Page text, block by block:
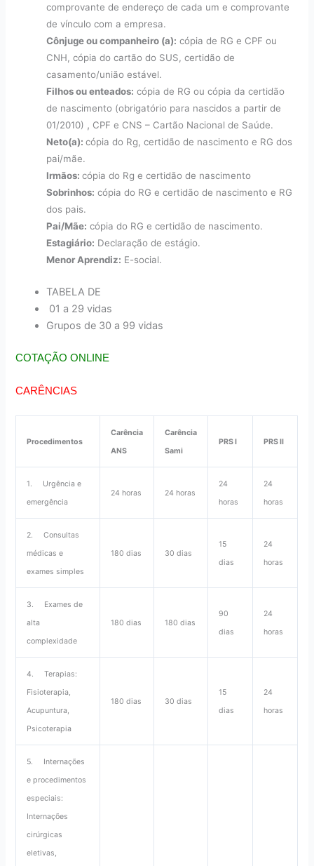
comprovante de endereço de cada um e comprovante
de vínculo com a empresa.
Cônjuge ou companheiro (a): cópia de RG e CPF ou
CNH, cópia do cartão do SUS, certidão de
casamento/união estável.
Filhos ou enteados: cópia de RG ou cópia da certidão
de nascimento (obrigatório para nascidos a partir de
01/2010) , CPF e CNS – Cartão Nacional de Saúde.
Neto(a):cópia do Rg, certidão de nascimento e RG dos
pai/mãe.
Irmãos:cópia do Rg e certidão de nascimento
Sobrinhos: cópia do RG e certidão de nascimento e RG
dos pais.
Pai/Mãe: cópia do RG e certidão de nascimento.
Estagiário: Declaração de estágio.
Menor Aprendiz: E-social.
TABELA DE
01 a 29 vidas
Grupos de 30 a 99 vidas
COTAÇÃO ONLINE
CARÊNCIAS
Procedimentos
Carência
ANS
Carência
Sami
PRS I PRS II
1. Urgência e
emergência
24 horas 24 horas
24
horas
24
horas
2. Consultas
médicas e
exames simples
180 dias 30 dias
15
dias
24
horas
3. Exames de
alta
complexidade
180 dias 180 dias
90
dias
24
horas
4. Terapias:
Fisioterapia,
Acupuntura,
Psicoterapia
180 dias 30 dias
15
dias
24
horas
5. Internações
e procedimentos
especiais:
Internações
cirúrgicas
eletivas,